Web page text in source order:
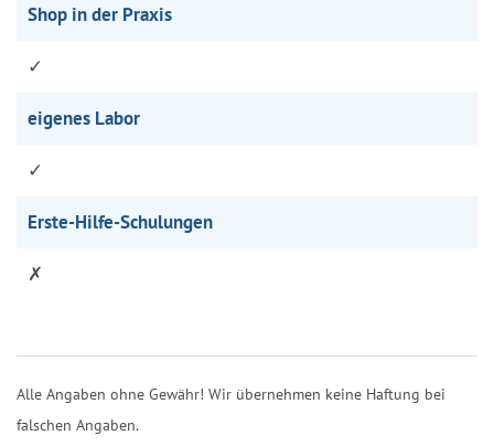
Shop in der Praxis
✓
eigenes Labor
✓
Erste-Hilfe-Schulungen
✗
Alle Angaben ohne Gewähr! Wir übernehmen keine Haftung bei
falschen Angaben.